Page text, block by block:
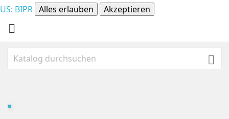
US: BIPR Alles erlauben Akzeptieren

